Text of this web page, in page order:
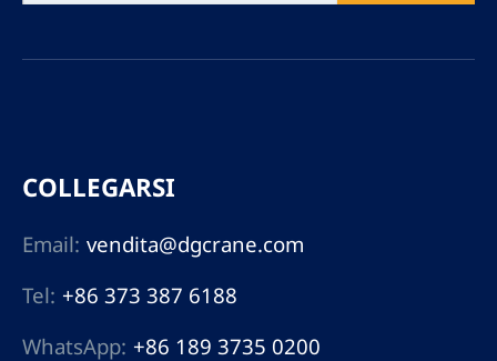
COLLEGARSI
Email: vendita@dgcrane.com
Tel: +86 373 387 6188
WhatsApp: +86 189 3735 0200